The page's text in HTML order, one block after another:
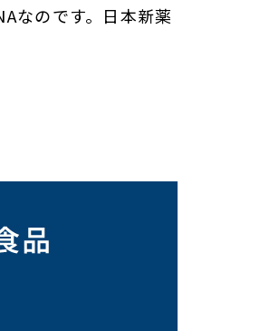
なのです。日本新薬